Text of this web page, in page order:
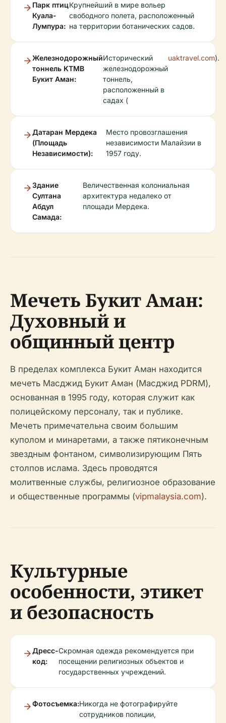
Парк птиц
Куала-
Лумпура:
Крупнейший в мире вольер
свободного полета, расположенный
на территории ботанических садов.
Железнодорожный
тоннель KTMB
Букит Аман:
Исторический
железнодорожный
тоннель,
расположенный в
садах (
uaktravel.com).
Датаран Мердека
(Площадь
Независимости):
Место провозглашения
независимости Малайзии в
1957 году.
Здание
Султана
Абдул
Самада:
Величественная колониальная
архитектура недалеко от
площади Мердека.
Мечеть Букит Аман:
Духовный и
общинный центр
В пределах комплекса Букит Аман находится
мечеть Масджид Букит Аман (Масджид PDRM),
основанная в 1995 году, которая служит как
полицейскому персоналу, так и публике.
Мечеть примечательна своим большим
куполом и минаретами, а также пятиконечным
звездным фонтаном, символизирующим Пять
столпов ислама. Здесь проводятся
молитвенные службы, религиозное образование
и общественные программы (vipmalaysia.com).
Культурные
особенности, этикет
и безопасность
Дресс-
код:
Скромная одежда рекомендуется при
посещении религиозных объектов и
государственных учреждений.
Фотосъемка:Никогда не фотографируйте
сотрудников полиции,